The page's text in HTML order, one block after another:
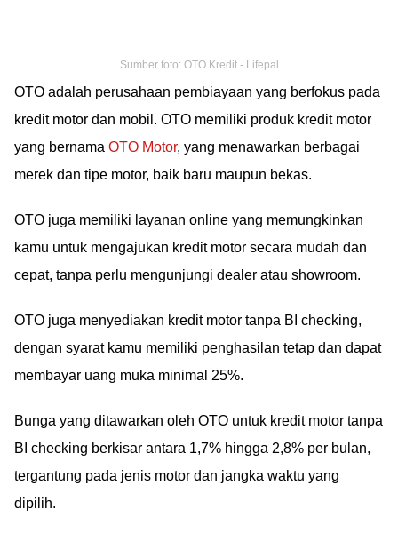
Sumber foto: OTO Kredit - Lifepal
OTO adalah perusahaan pembiayaan yang berfokus pada
kredit motor dan mobil. OTO memiliki produk kredit motor
yang bernama OTO Motor, yang menawarkan berbagai
merek dan tipe motor, baik baru maupun bekas.
OTO juga memiliki layanan online yang memungkinkan
kamu untuk mengajukan kredit motor secara mudah dan
cepat, tanpa perlu mengunjungi dealer atau showroom.
OTO juga menyediakan kredit motor tanpa BI checking,
dengan syarat kamu memiliki penghasilan tetap dan dapat
membayar uang muka minimal 25%.
Bunga yang ditawarkan oleh OTO untuk kredit motor tanpa
BI checking berkisar antara 1,7% hingga 2,8% per bulan,
tergantung pada jenis motor dan jangka waktu yang
dipilih.